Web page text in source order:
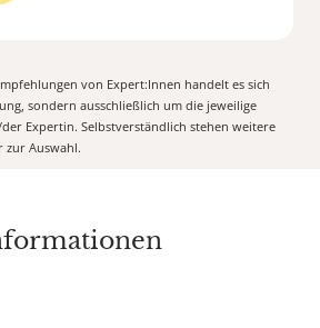
von Expert:Innen handelt es sich
sondern ausschließlich um die jeweilige
Expertin. Selbstverständlich stehen weitere
zur Auswahl.